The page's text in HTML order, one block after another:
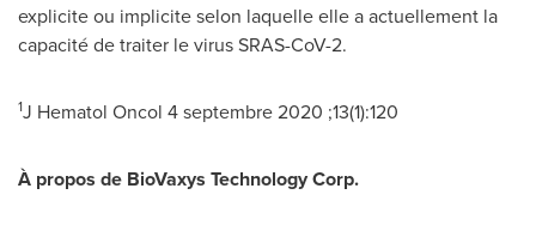
explicite ou implicite selon laquelle elle a actuellement la
capacité de traiter le virus SRAS-CoV-2.
1J Hematol Oncol 4 septembre 2020 ;13(1):120
À propos de BioVaxys Technology Corp.